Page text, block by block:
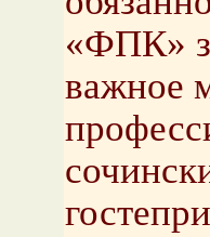
«ФПК»
важное